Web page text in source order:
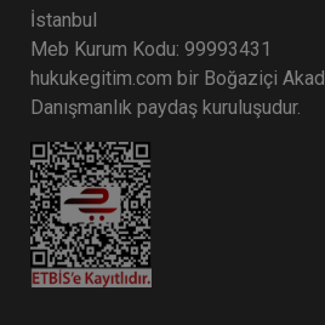
İstanbul
Meb Kurum Kodu: 99993431
hukukegitim.com bir Boğaziçi
Danışmanlık paydaş kuruluşudur.